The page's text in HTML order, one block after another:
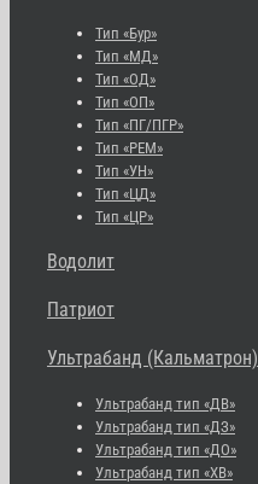
Тип «Бур»
Тип «МД»
Тип «ОД»
Тип «ОП»
Тип «ПГ/ПГР»
Тип «РЕМ»
Тип «УН»
Тип «ЦД»
Тип «ЦР»
Водолит
Патриот
Ультрабанд (Кальматрон)
Ультрабанд тип «ДВ»
Ультрабанд тип «ДЗ»
Ультрабанд тип «ДО»
Ультрабанд тип «ХВ»